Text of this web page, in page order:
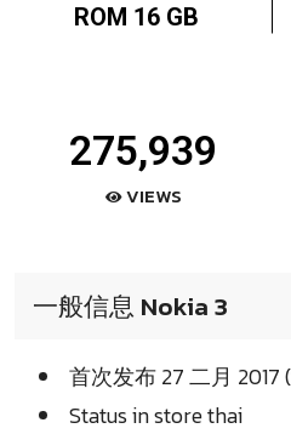
ROM 16 GB
275,939
VIEWS
一般信息 Nokia 3
首次发布 27 二月 2017
Status in store thai